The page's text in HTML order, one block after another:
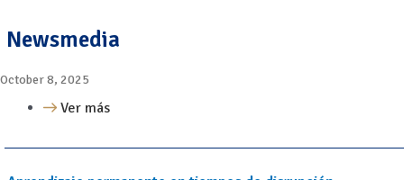
Newsmedia
October 8, 2025
Ver más